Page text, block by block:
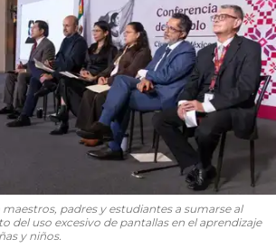
padres y estudiantes a sumarse al
del uso excesivo de pantallas en el aprendizaje
y niños.